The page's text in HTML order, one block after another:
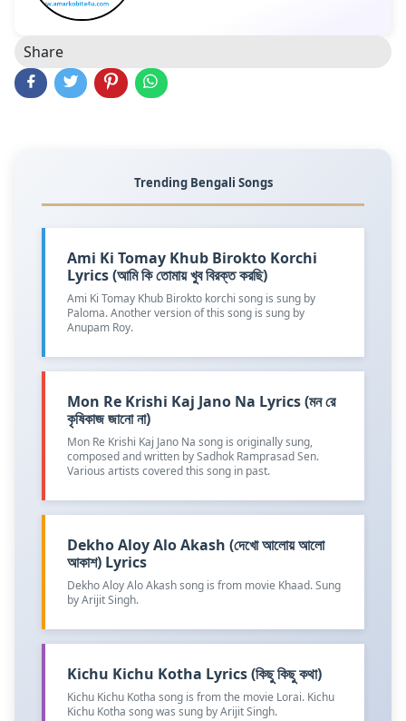
Share
Trending Bengali Songs
Ami Ki Tomay Khub Birokto Korchi
Lyrics (আমি কি তোমায় খুব বিরক্ত করছি)
Ami Ki Tomay Khub Birokto korchi song is sung by
Paloma. Another version of this song is sung by
Anupam Roy.
Mon Re Krishi Kaj Jano Na Lyrics (মন রে
কৃষিকাজ জানো না)
Mon Re Krishi Kaj Jano Na song is originally sung,
composed and written by Sadhok Ramprasad Sen.
Various artists covered this song in past.
Dekho Aloy Alo Akash (দেখো আলোয় আলো
আকাশ) Lyrics
Dekho Aloy Alo Akash song is from movie Khaad. Sung
by Arijit Singh.
Kichu Kichu Kotha Lyrics (কিছু কিছু কথা)
Kichu Kichu Kotha song is from the movie Lorai. Kichu
Kichu Kotha song was sung by Arijit Singh.